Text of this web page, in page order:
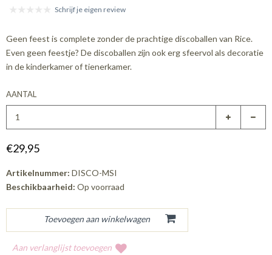
Schrijf je eigen review
Geen feest is complete zonder de prachtige discoballen van Rice.
Even geen feestje? De discoballen zijn ook erg sfeervol als decoratie
in de kinderkamer of tienerkamer.
AANTAL
€29,95
Artikelnummer: DISCO-MSI
Beschikbaarheid: Op voorraad
Aan verlanglijst toevoegen